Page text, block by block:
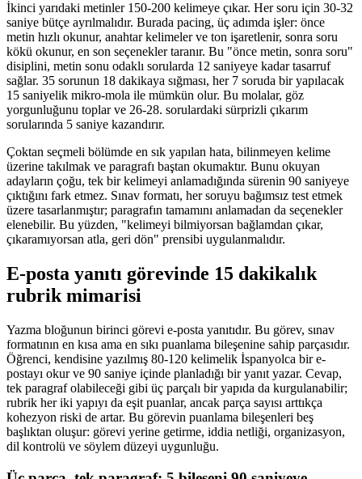
İkinci yarıdaki metinler 150-200 kelimeye çıkar. Her soru için 30-32
saniye bütçe ayrılmalıdır. Burada pacing, üç adımda işler: önce
metin hızlı okunur, anahtar kelimeler ve ton işaretlenir, sonra soru
kökü okunur, en son seçenekler taranır. Bu "önce metin, sonra soru"
disiplini, metin sonu odaklı sorularda 12 saniyeye kadar tasarruf
sağlar. 35 sorunun 18 dakikaya sığması, her 7 soruda bir yapılacak
15 saniyelik mikro-mola ile mümkün olur. Bu molalar, göz
yorgunluğunu toplar ve 26-28. sorulardaki sürprizli çıkarım
sorularında 5 saniye kazandırır.
Çoktan seçmeli bölümde en sık yapılan hata, bilinmeyen kelime
üzerine takılmak ve paragrafı baştan okumaktır. Bunu okuyan
adayların çoğu, tek bir kelimeyi anlamadığında sürenin 90 saniyeye
çıktığını fark etmez. Sınav formatı, her soruyu bağımsız test etmek
üzere tasarlanmıştır; paragrafın tamamını anlamadan da seçenekler
elenebilir. Bu yüzden, "kelimeyi bilmiyorsan bağlamdan çıkar,
çıkaramıyorsan atla, geri dön" prensibi uygulanmalıdır.
E-posta yanıtı görevinde 15 dakikalık
rubrik mimarisi
Yazma bloğunun birinci görevi e-posta yanıtıdır. Bu görev, sınav
formatının en kısa ama en sıkı puanlama bileşenine sahip parçasıdır.
Öğrenci, kendisine yazılmış 80-120 kelimelik İspanyolca bir e-
postayı okur ve 90 saniye içinde planladığı bir yanıt yazar. Cevap,
tek paragraf olabileceği gibi üç parçalı bir yapıda da kurgulanabilir;
rubrik her iki yapıyı da eşit puanlar, ancak parça sayısı arttıkça
kohezyon riski de artar. Bu görevin puanlama bileşenleri beş
başlıktan oluşur: görevi yerine getirme, iddia netliği, organizasyon,
dil kontrolü ve söylem düzeyi uygunluğu.